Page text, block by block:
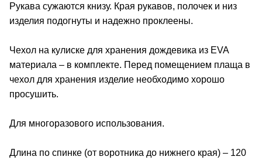
Рукава сужаются книзу. Края рукавов, полочек и низ
изделия подогнуты и надежно проклеены.
Чехол на кулиске для хранения дождевика из EVA
материала – в комплекте. Перед помещением плаща в
чехол для хранения изделие необходимо хорошо
просушить.
Для многоразового использования.
Длина по спинке (от воротника до нижнего края) – 120